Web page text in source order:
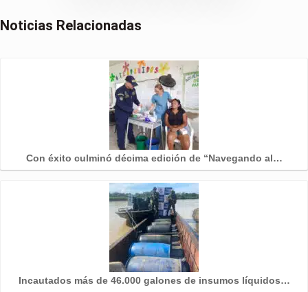
Noticias Relacionadas
Con éxito culminó décima edición de “Navegando al…
Incautados más de 46.000 galones de insumos líquidos…